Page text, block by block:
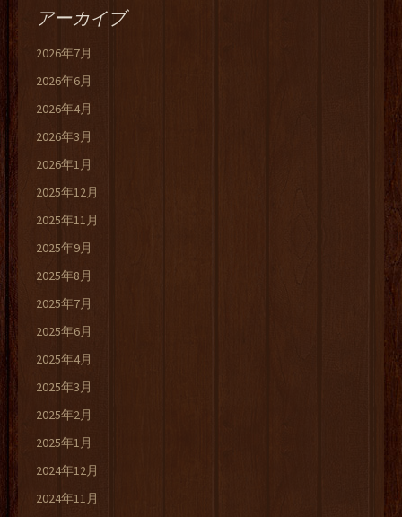
アーカイブ
2026年7月
2026年6月
2026年4月
2026年3月
2026年1月
2025年12月
2025年11月
2025年9月
2025年8月
2025年7月
2025年6月
2025年4月
2025年3月
2025年2月
2025年1月
2024年12月
2024年11月